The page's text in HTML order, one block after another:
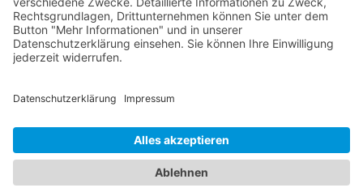
Sichern Sie sich die Vorteile vondas ist nah! Mit uns
erreichen Sie neue Kunden und bleiben Ihren
Bestandskunden in guter Erinnerung.
Schon ab günstigen 29,- € im Monat.
Jetzt informieren